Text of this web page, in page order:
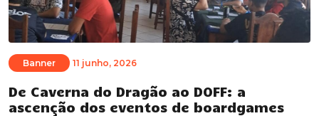
Banner 11 junho, 2026
De Caverna do Dragão ao DOFF: a
ascenção dos eventos de boardgames